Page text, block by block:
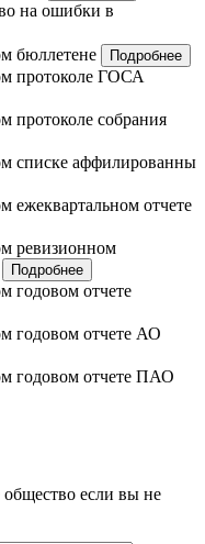
на ошибки в
бюллетене Подробнее
протоколе ГОСА
протоколе собрания
списке аффилированны
ежеквартальном отчете
ревизионном
Подробнее
годовом отчете
годовом отчете АО
годовом отчете ПАО
если вы не